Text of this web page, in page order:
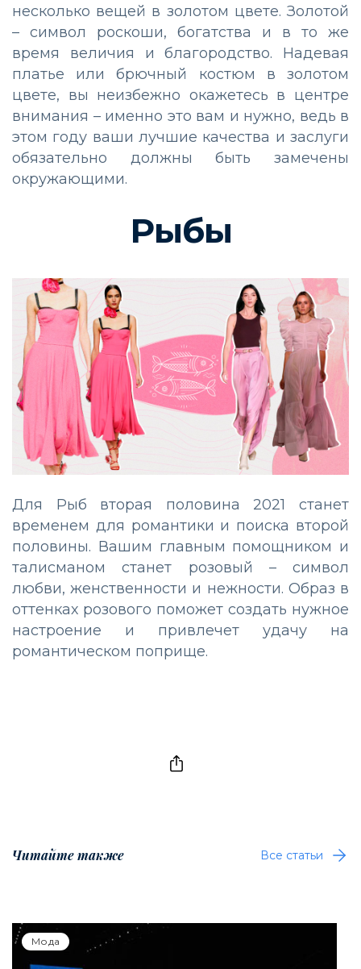
несколько вещей в золотом цвете. Золотой
– символ роскоши, богатства и в то же
время величия и благородство. Надевая
платье или брючный костюм в золотом
цвете, вы неизбежно окажетесь в центре
внимания – именно это вам и нужно, ведь в
этом году ваши лучшие качества и заслуги
обязательно должны быть замечены
окружающими.
Рыбы
Для Рыб вторая половина 2021 станет
временем для романтики и поиска второй
половины. Вашим главным помощником и
талисманом станет розовый – символ
любви, женственности и нежности. Образ в
оттенках розового поможет создать нужное
настроение и привлечет удачу на
романтическом поприще.
Читайте также Все статьи